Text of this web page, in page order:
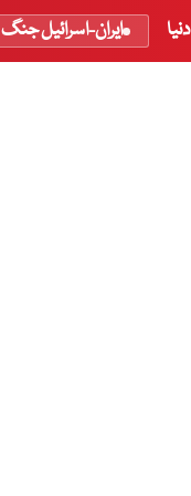
دنیا ایران-اسرائیل جنگ